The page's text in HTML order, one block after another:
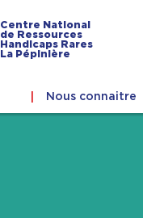
Centre National
de Ressources
Handicaps Rares
La Pépinière
Nous connaitre